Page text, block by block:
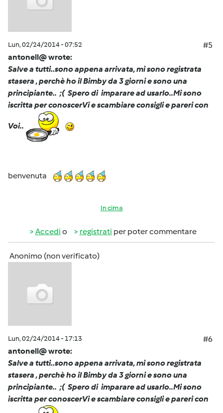
Lun, 02/24/2014 - 07:52
#5
antonell@ wrote:
Salve a tutti..sono appena arrivata, mi sono registrata
stasera , perchè ho il Bimby da 3 giorni e sono una
principiante.. ;( Spero di imparare ad usarlo..Mi sono
iscritta per conoscerVi e scambiare consigli e pareri con
Voi..
benvenuta
In cima
Accedi o registrati per poter commentare
Anonimo (non verificato)
Lun, 02/24/2014 - 17:13
#6
antonell@ wrote:
Salve a tutti..sono appena arrivata, mi sono registrata
stasera , perchè ho il Bimby da 3 giorni e sono una
principiante.. ;( Spero di imparare ad usarlo..Mi sono
iscritta per conoscerVi e scambiare consigli e pareri con